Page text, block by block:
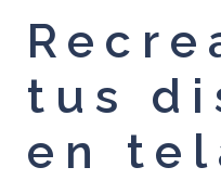
tus
en